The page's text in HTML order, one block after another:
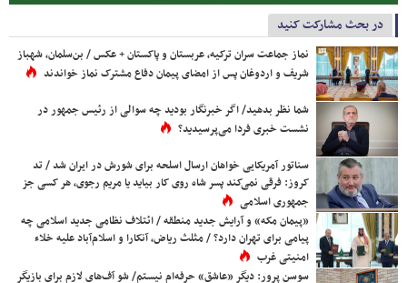
در بحث مشارکت کنید
نماز جماعت سران ترکیه، عربستان و پاکستان + عکس / بن‌سلمان، شهباز
شریف و اردوغان پس از امضای پیمان دفاع مشترک نماز خواندند
شما نظر بدهید/ اگر خبرنگار بودید چه سوالی از رئیس جمهور در
نشست خبری فردا می‌پرسیدید؟
سناتور آمریکایی خواهان ارسال اسلحه برای شورش در ایران شد / تد
کروز: فرقی نمی‌کند پسر شاه روی کار بیاید یا مریم رجوی، هر کسی جز
جمهوری اسلامی
«پیمان مکه» و آرایش جدید منطقه / ائتلاف نظامی جدید اسلامی چه
پیامی برای تهران دارد؟ / مثلث ریاض، آنکارا و اسلام‌آباد علیه خلاء
امنیتی غرب
سوسن پرور: دیگر «عاشق» حرفه‌ام نیستم/ شو آف‌های لازم برای بازیگر